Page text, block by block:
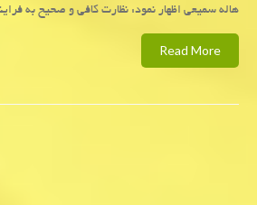
هاله سمیعی اظهار نمود: نظارت کافی و صحیح به
Read More